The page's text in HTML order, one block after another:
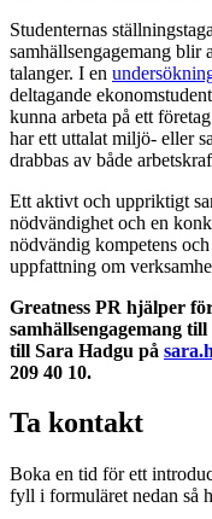
Studenternas
samhällsengagemang
talanger. I en
deltagande
kunna arbeta på ett
har ett uttalat miljö- eller
drabbas av både
Ett aktivt och uppriktigt
nödvändighet och en
nödvändig kompetens
uppfattning om
Greatness PR hjälper
samhällsengagemang
till Sara Hadgu på
209 40 10.
Ta kontakt
Boka en tid för ett
fyll i formuläret nedan så